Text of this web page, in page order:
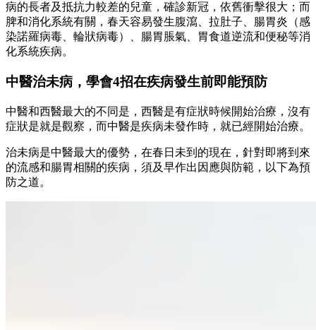
病的長者及抵抗力較差的兒童，確診新冠，依舊衝擊很大；而
脾和消化系統有關，春天容易發生腹瀉、拉肚子、腸胃炎（感
染諾羅病毒、輪狀病毒）、腸胃脹氣、胃食道逆流和便秘等消
化系統疾病。
中醫治未病，學會4招在疾病發生前即能預防
中醫和西醫最大的不同是，西醫是有症狀時候開始治療，沒有
症狀是就是觀察，而中醫是疾病未發作時，就已經開始治療。
治未病是中醫最大的優勢，在春日未到的現在，針對即將到來
的流感和腸胃相關的疾病，須及早作出因應與防範，以下為預
防之道。